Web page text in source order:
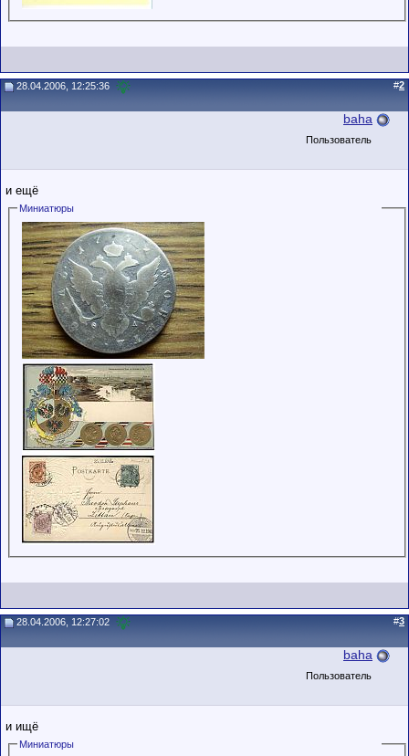
28.04.2006, 12:25:36 #2
baha
Пользователь
и ещё
Миниатюры
28.04.2006, 12:27:02 #3
baha
Пользователь
и ищё
Миниатюры